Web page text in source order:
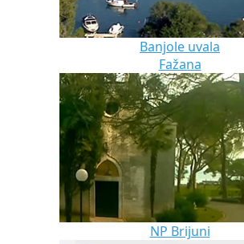
Banjole uvala
Fažana
NP Brijuni